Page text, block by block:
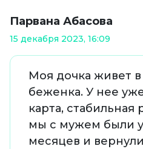
Парвана Абасова
15 декабря 2023, 16:09
Моя дочка живет
беженка. У нее
карта, стабильная
мы с мужем были
месяцев и